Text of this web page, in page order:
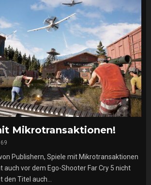
Mikrotransaktionen!
Publishern, Spiele mit Mikrotransaktionen
auch vor dem Ego-Shooter Far Cry 5 nicht
Titel auch...